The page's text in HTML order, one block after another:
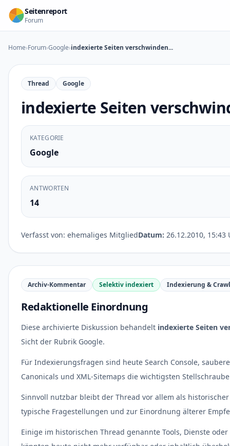
Zum Inhalt springen
Seitenreport
Forum
Home›Forum›Google›indexierte Seiten verschwinden...
Thread Google
indexierte Seiten
KATEGORIE
Google
ANTWORTEN
14
Verfasst von: ehemaliges MitgliedDatum: 26.12.2010, 15:43
Archiv-Kommentar Selektiv indexiert Indexierung &
Redaktionelle Einordnung
Diese archivierte Diskussion behandelt indexierte Seiten
Sicht der Rubrik Google.
Für Indexierungsfragen sind heute Search Console,
Canonicals und XML-Sitemaps die wichtigsten
Sinnvoll nutzbar bleibt der Thread vor allem als
typische Fragestellungen und zur Einordnung älterer
Einige im historischen Thread genannte Tools, Dienste